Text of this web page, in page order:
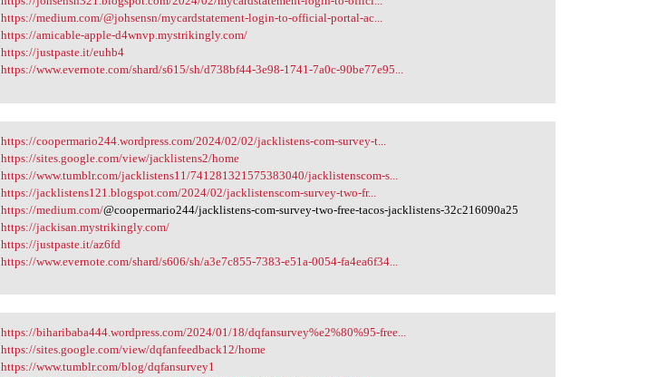
https://medium.com/@johsensn/mycardstatement-login-to-official-portal-ac...
https://amicable-apple-d4wnvp.mystrikingly.com/
https://justpaste.it/euhb4
https://www.evernote.com/shard/s615/sh/d738bf44-3e98-1741-7a0c-90be77e95...
https://coopermario244
https://coopermario244.wordpress.com/2024/02/02/jacklistens-com-survey-t...
https://sites.google.com/view/jacklistens2/home
https://www.tumblr.com/jacklistens11/741281321575383040/jacklistenscom-s...
https://jacklistens121.blogspot.com/2024/02/jacklistenscom-survey-two-fr...
https://medium.com/@coopermario244/jacklistens-com-survey-two-free-tacos-jacklistens-32c216090a25
https://jackisan.mystrikingly.com/
https://justpaste.it/az6fd
https://www.evernote.com/shard/s606/sh/a3e7c855-7383-e51a-0054-fa4ea6f34...
https://biharibaba444
https://biharibaba444.wordpress.com/2024/01/18/dqfansurvey%e2%80%95-free...
https://sites.google.com/view/dqfanfeedback12/home
https://www.tumblr.com/blog/dqfansurvey1